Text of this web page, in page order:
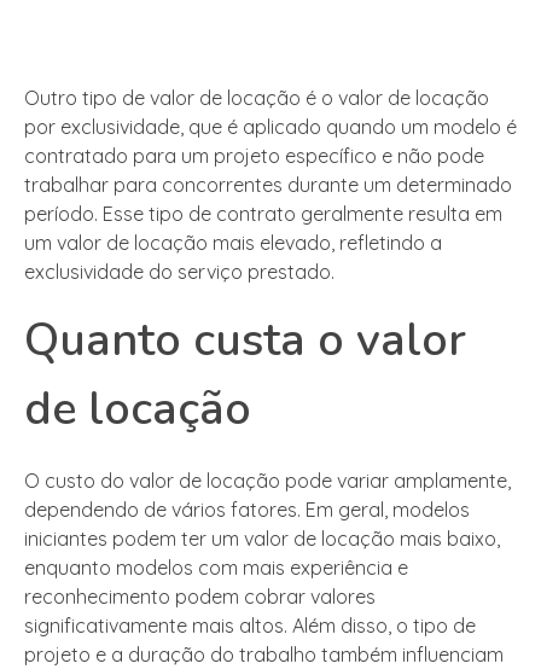
Outro tipo de valor de locação é o valor de locação
por exclusividade, que é aplicado quando um modelo é
contratado para um projeto específico e não pode
trabalhar para concorrentes durante um determinado
período. Esse tipo de contrato geralmente resulta em
um valor de locação mais elevado, refletindo a
exclusividade do serviço prestado.
Quanto custa o valor
de locação
O custo do valor de locação pode variar amplamente,
dependendo de vários fatores. Em geral, modelos
iniciantes podem ter um valor de locação mais baixo,
enquanto modelos com mais experiência e
reconhecimento podem cobrar valores
significativamente mais altos. Além disso, o tipo de
projeto e a duração do trabalho também influenciam